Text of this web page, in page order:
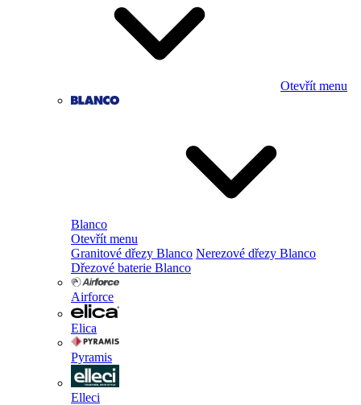
Otevřít menu
Blanco
Otevřít menu
Granitové dřezy Blanco Nerezové dřezy Blanco
Dřezové baterie Blanco
Airforce
Elica
Pyramis
Elleci